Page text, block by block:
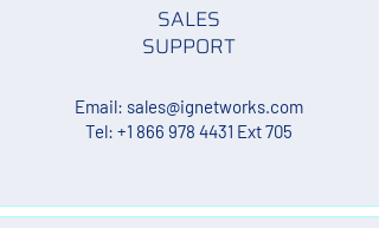
SALES
SUPPORT
Email: sales@ignetworks.com
Tel: +1 866 978 4431 Ext 705